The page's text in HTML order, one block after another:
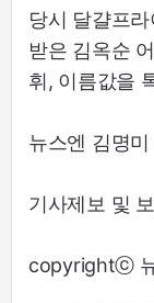
당시 달걀프라
받은 김옥순
휘, 이름값을
뉴스엔 김명
기사제보 및
copyrightⓒ 뉴